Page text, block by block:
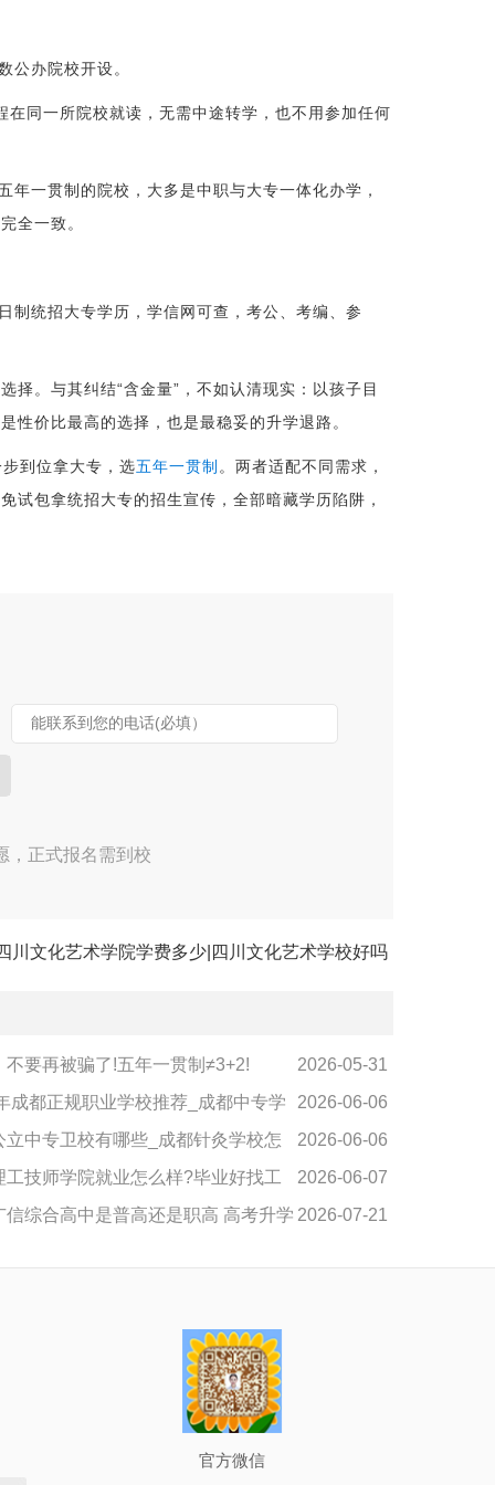
公办院校开设。
同一所院校就读，无需中途转学，也不用参加任何
一贯制的院校，大多是中职与大专一体化办学，
全一致。
制统招大专学历，学信网可查，考公、考编、参
择。与其纠结“含金量”，不如认清现实：以孩子目
性价比最高的选择，也是最稳妥的升学退路。
到位拿大专，选五年一贯制 。两者适配不同需求，
试包拿统招大专的招生宣传，全部暗藏学历陷阱，
能联系到您的电话(必填）
，正式报名需到校
川文化艺术学院学费多少|四川文化艺术学校好吗
2026-05-31
不要再被骗了!五年一贯制≠3+2!
2026-06-06
成都正规职业学校推荐_成都中专学
2026-06-06
立中专卫校有哪些_成都针灸学校怎
2026-06-07
工技师学院就业怎么样?毕业好找工
2026-07-21
信综合高中是普高还是职高 高考升学
官方微信